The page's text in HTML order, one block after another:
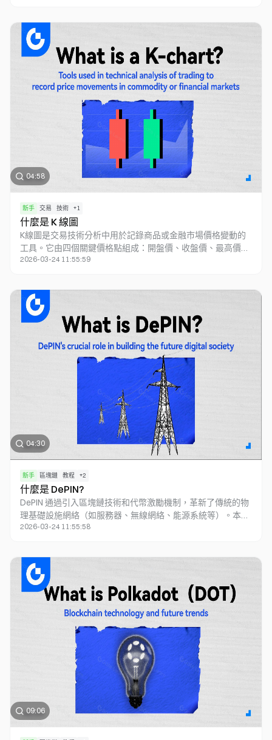
資金分配民主化，並引入創新激勵機制。它在醫療、學術出版
和數據管理領域得到廣泛應用。儘管面臨安全和治理方面的挑
戰，隨著 Web3 的發展，DeSci 有望推動科研朝著更開放、更
公正的方向發展。
04:58
新手 交易 技術 +1
什麼是 K 線圖
K線圖是交易技術分析中用於記錄商品或金融市場價格變動的
工具。它由四個關鍵價格點組成：開盤價、收盤價、最高價和
最低價，形成蠟燭狀的圖形。K線圖直觀地展示市場趨勢、買
圖是強大的分析工具，但它也有侷限性，需要結合其他分析方
法來做出更全面的投資決策。
2026-03-24 11:55:59
04:30
新手 區塊鏈 教程 +2
什麼是 DePIN?
DePIN 通過引入區塊鏈技術和代幣激勵機制，革新了傳統的物
理基礎設施網絡（如服務器、無線網絡、能源系統等）。本視
頻將介紹 DePIN 的工作原理，剖析區塊鏈技術在 DePIN 中的應
其對社會和經濟的影響。通過本視頻，觀眾將深入瞭解 DePIN
這一前沿領域，並清晰認識到 DePIN 在構建未來數字社會中的
重要作用。
2026-03-24 11:55:58
09:06